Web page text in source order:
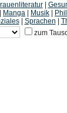
|
Manga Musik
| Sprachen
zum